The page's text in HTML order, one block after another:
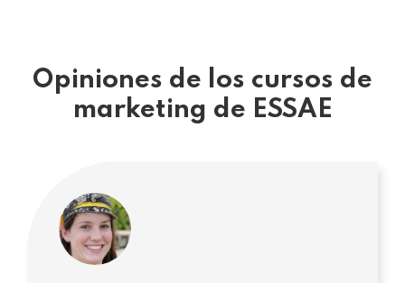
Opiniones de los cursos de
marketing de ESSAE